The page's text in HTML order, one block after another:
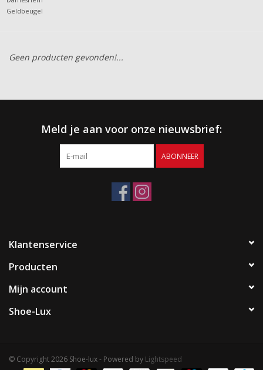
Geldbeugel
Geen producten gevonden!...
Meld je aan voor onze nieuwsbrief:
ABONNEER
Klantenservice
Producten
Mijn account
Shoe-Lux
© Copyright 2026 Shoe-lux - Powered by Lightspeed